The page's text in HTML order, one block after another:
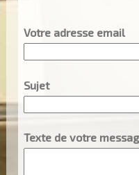
Votre adresse email
Sujet
Texte de votre